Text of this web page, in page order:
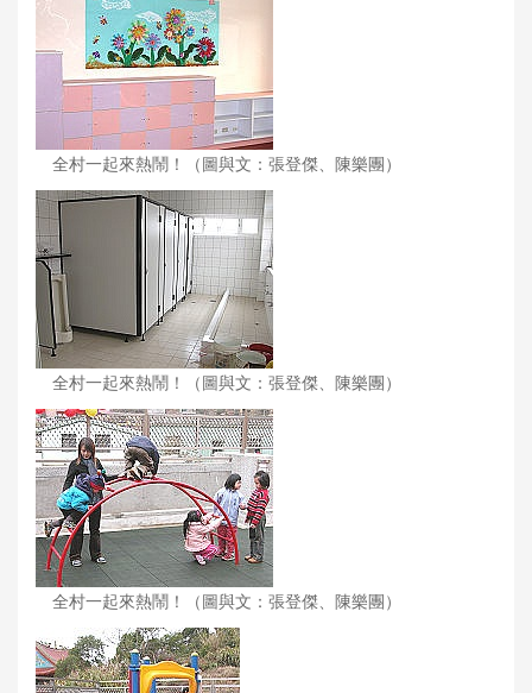
全村一起來熱鬧！（圖與文：張登傑、陳樂團）
全村一起來熱鬧！（圖與文：張登傑、陳樂團）
全村一起來熱鬧！（圖與文：張登傑、陳樂團）